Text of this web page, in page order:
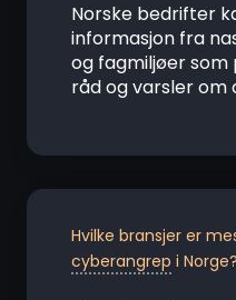
Norske bedrifter
informasjon fra
og fagmiljøer som
råd og varsler om
Hvilke bransjer er
cyberangrep i Norge?